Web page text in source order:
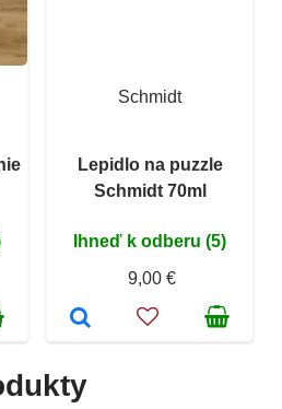
Schmidt
Lepidlo na puzzle
Schmidt 70ml
Ihneď k odberu (5)
9,00 €